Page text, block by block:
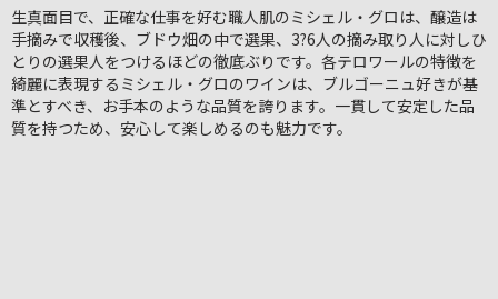
生真面目で、正確な仕事を好む職人肌のミシェル・グロは、醸造は
手摘みで収穫後、ブドウ畑の中で選果、3?6人の摘み取り人に対しひ
とりの選果人をつけるほどの徹底ぶりです。各テロワールの特徴を
綺麗に表現するミシェル・グロのワインは、ブルゴーニュ好きが基
準とすべき、お手本のような品質を誇ります。一貫して安定した品
質を持つため、安心して楽しめるのも魅力です。